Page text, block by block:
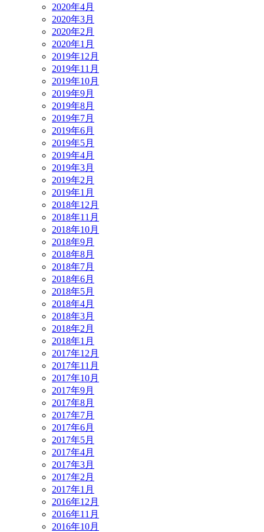
2020年4月
2020年3月
2020年2月
2020年1月
2019年12月
2019年11月
2019年10月
2019年9月
2019年8月
2019年7月
2019年6月
2019年5月
2019年4月
2019年3月
2019年2月
2019年1月
2018年12月
2018年11月
2018年10月
2018年9月
2018年8月
2018年7月
2018年6月
2018年5月
2018年4月
2018年3月
2018年2月
2018年1月
2017年12月
2017年11月
2017年10月
2017年9月
2017年8月
2017年7月
2017年6月
2017年5月
2017年4月
2017年3月
2017年2月
2017年1月
2016年12月
2016年11月
2016年10月